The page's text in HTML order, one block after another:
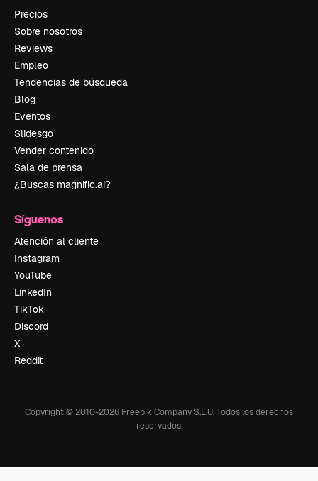
Precios
Sobre nosotros
Reviews
Empleo
Tendencias de búsqueda
Blog
Eventos
Slidesgo
Vender contenido
Sala de prensa
¿Buscas magnific.ai?
Síguenos
Atención al cliente
Instagram
YouTube
LinkedIn
TikTok
Discord
X
Reddit
Copyright © 2010-2026 Freepik Company S.L.U.Todos los derechos
reservados.